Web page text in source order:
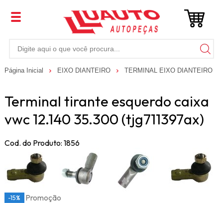
Página Inicial EIXO DIANTEIRO TERMINAL EIXO DIANTEIRO
Terminal tirante esquerdo caixa
vwc 12.140 35.300 (tjg711397ax)
Cod. do Produto: 1856
-15% Promoção